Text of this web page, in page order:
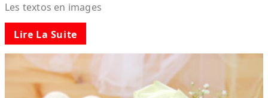
Les textos en images
Lire La Suite